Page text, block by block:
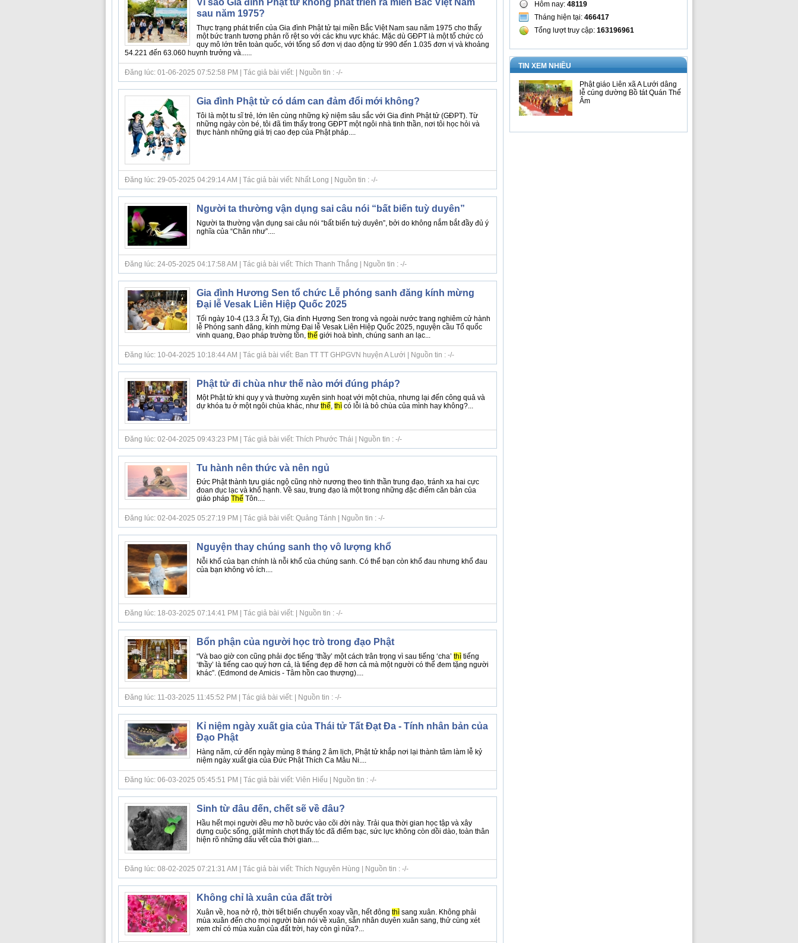
Vì sao Gia đình Phật tử không phát triển ra miền Bắc Việt Nam
sau năm 1975?
Thực trạng phát triển của Gia đình Phật tử tại miền Bắc Việt Nam sau năm 1975 cho thấy
một bức tranh tương phản rõ rệt so với các khu vực khác. Mặc dù GĐPT là một tổ chức có
quy mô lớn trên toàn quốc, với tổng số đơn vị dao động từ 990 đến 1.035 đơn vị và khoảng
54.221 đến 63.060 huynh trưởng và......
Đăng lúc: 01-06-2025 07:52:58 PM | Tác giả bài viết: | Nguồn tin : -/-
Gia đình Phật tử có dám can đảm đổi mới không?
Tôi là một tu sĩ trẻ, lớn lên cùng những kỷ niệm sâu sắc với Gia đình Phật tử (GĐPT). Từ
những ngày còn bé, tôi đã tìm thấy trong GĐPT một ngôi nhà tinh thần, nơi tôi học hỏi và
thực hành những giá trị cao đẹp của Phật pháp....
Đăng lúc: 29-05-2025 04:29:14 AM | Tác giả bài viết: Nhất Long | Nguồn tin : -/-
Người ta thường vận dụng sai câu nói “bất biến tuỳ duyên”
Người ta thường vận dụng sai câu nói “bất biến tuỳ duyên”, bởi do không nắm bắt đầy đủ ý
nghĩa của “Chân như”....
Đăng lúc: 24-05-2025 04:17:58 AM | Tác giả bài viết: Thích Thanh Thắng | Nguồn tin : -/-
Gia đình Hương Sen tổ chức Lễ phóng sanh đăng kính mừng
Đại lễ Vesak Liên Hiệp Quốc 2025
Tối ngày 10-4 (13.3 Ất Tỵ), Gia đình Hương Sen trong và ngoài nước trang nghiêm cử hành
lễ Phóng sanh đăng, kính mừng Đại lễ Vesak Liên Hiệp Quốc 2025, nguyện cầu Tổ quốc
vinh quang, Đạo pháp trường tồn, thế giới hoà bình, chúng sanh an lạc...
Đăng lúc: 10-04-2025 10:18:44 AM | Tác giả bài viết: Ban TT TT GHPGVN huyện A Lưới | Nguồn tin : -/-
Phật tử đi chùa như thế nào mới đúng pháp?
Một Phật tử khi quy y và thường xuyên sinh hoạt với một chùa, nhưng lại đến công quả và
dự khóa tu ở một ngôi chùa khác, như thế, thìcó lỗi là bỏ chùa của mình hay không?...
Đăng lúc: 02-04-2025 09:43:23 PM | Tác giả bài viết: Thích Phước Thái | Nguồn tin : -/-
Tu hành nên thức và nên ngủ
Đức Phật thành tựu giác ngộ cũng nhờ nương theo tinh thần trung đạo, tránh xa hai cực
đoan dục lạc và khổ hạnh. Về sau, trung đạo là một trong những đặc điểm căn bản của
giáo pháp Thế Tôn....
Đăng lúc: 02-04-2025 05:27:19 PM | Tác giả bài viết: Quảng Tánh | Nguồn tin : -/-
Nguyện thay chúng sanh thọ vô lượng khổ
Nỗi khổ của bạn chính là nỗi khổ của chúng sanh. Có thể bạn còn khổ đau nhưng khổ đau
của bạn không vô ích....
Đăng lúc: 18-03-2025 07:14:41 PM | Tác giả bài viết: | Nguồn tin : -/-
Bổn phận của người học trò trong đạo Phật
“Và bao giờ con cũng phải đọc tiếng ‘thầy’ một cách trân trọng vì sau tiếng ‘cha’ thìtiếng
‘thầy’ là tiếng cao quý hơn cả, là tiếng đẹp đẽ hơn cả mà một người có thể đem tặng người
khác”. (Edmond de Amicis - Tâm hồn cao thượng)....
Đăng lúc: 11-03-2025 11:45:52 PM | Tác giả bài viết: | Nguồn tin : -/-
Kỉ niệm ngày xuất gia của Thái tử Tất Đạt Đa - Tính nhân bản của
Đạo Phật
Hàng năm, cứ đến ngày mùng 8 tháng 2 âm lịch, Phật tử khắp nơi lại thành tâm làm lễ kỷ
niệm ngày xuất gia của Đức Phật Thích Ca Mâu Ni....
Đăng lúc: 06-03-2025 05:45:51 PM | Tác giả bài viết: Viên Hiếu | Nguồn tin : -/-
Sinh từ đâu đến, chết sẽ về đâu?
Hầu hết mọi người đều mơ hồ bước vào cõi đời này. Trải qua thời gian học tập và xây
dựng cuộc sống, giật mình chợt thấy tóc đã điểm bạc, sức lực không còn dồi dào, toàn thân
hiện rõ những dấu vết của thời gian....
Đăng lúc: 08-02-2025 07:21:31 AM | Tác giả bài viết: Thích Nguyên Hùng | Nguồn tin : -/-
Không chỉ là xuân của đất trời
Xuân về, hoa nở rộ, thời tiết biến chuyển xoay vần, hết đông thìsang xuân. Không phải
mùa xuân đến cho mọi người bàn nói về xuân, sẵn nhân duyên xuân sang, thử cùng xét
xem chỉ có mùa xuân của đất trời, hay còn gì nữa?...
Hôm nay: 48119
Tháng hiện tại: 466417
Tổng lượt truy cập: 163196961
TIN XEM NHIỀU
Phật giáo Liên xã A Lưới dâng
lễ cúng dường Bồ tát Quán Thế
Âm